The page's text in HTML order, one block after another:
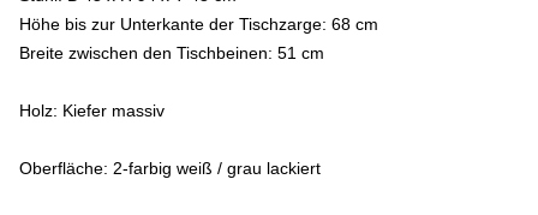
Höhe bis zur Unterkante der Tischzarge: 68 cm
Breite zwischen den Tischbeinen: 51 cm
Holz: Kiefer massiv
Oberfläche: 2-farbig weiß / grau lackiert